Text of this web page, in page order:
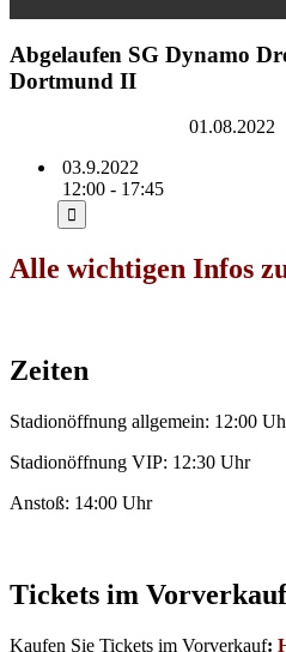
Abgelaufen SG Dynamo
Dortmund II
01.08.2022
03.9.2022
12:00 - 17:45
Alle wichtigen Infos
Zeiten
Stadionöffnung allgemein: 12:00
Stadionöffnung VIP: 12:30 Uhr
Anstoß: 14:00 Uhr
Tickets im Vorverkauf
Kaufen Sie Tickets im Vorverkauf: